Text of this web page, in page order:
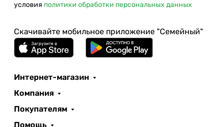
условия политики обработки персональных данных
Скачивайте мобильное приложение "Семейный"
Интернет-магазин
Компания
Покупателям
Помощь